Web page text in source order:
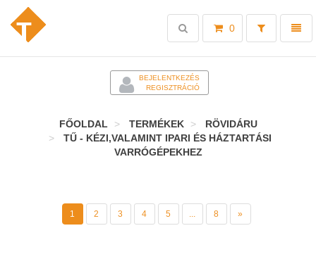
Toggle
0
Toggle
search
BEJELENTKEZÉS
REGISZTRÁCIÓ
FŐOLDAL TERMÉKEK
RÖVIDÁRU
TŰ - KÉZI,VALAMINT IPARI ÉS HÁZTARTÁSI
VARRÓGÉPEKHEZ
1 2 3 4 5 ... 8 »